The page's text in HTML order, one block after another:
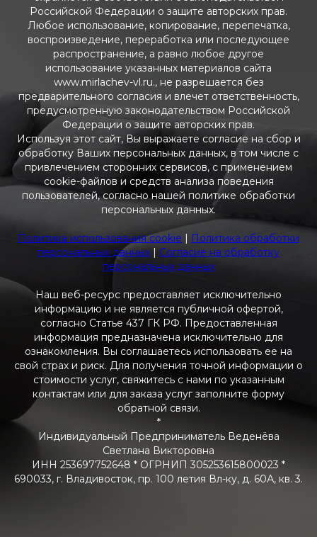
Российской Федерации о защите авторских прав.
Любое использование, копирование, перепечатка,
воспроизведение, переработка или последующее
распространение, а равно любое другое
использование указанных материалов сайта
www.mirlachev-vl.ru., не разрешается без
предварительного согласия и влечет ответственность,
предусмотренную законодательством Российской
Федерации о защите авторских прав.
Используя этот сайт, Вы выражаете согласие на сбор и
обработку Ваших персональных данных, в том числе с
привлечением сторонних сервисов, с применением
cookie-файлов и средств анализа поведения
пользователей, согласно нашей политике обработки
персональных данных.
Политика использования cookie | Политика обработки
персональных данных | Согласие на обработку
персональных данных
Наш веб-ресурс предоставляет исключительно
информацию и не является публичной офертой,
согласно Статье 437 ГК РФ. Предоставленная
информация предназначена исключительно для
ознакомления. Вы соглашаетесь использовать ее на
свой страх и риск. Для получения точной информации о
стоимости услуг, свяжитесь с нами по указанным
контактам или для заказа услуг заполните форму
обратной связи.
*
Индивидуальный Предприниматель Веденёва
Светлана Викторовна
ИНН 253697752648 * ОГРНИП 305253615800023 *
690033, г. Владивосток, пр. 100 летия Вл-ку, д. 60А, кв. 3.